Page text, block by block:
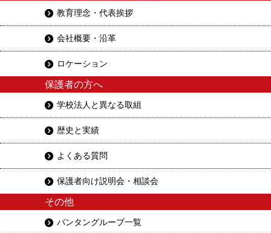
教育理念・代表挨拶
会社概要・沿革
ロケーション
保護者の方へ
学校法人と異なる取組
歴史と実績
よくある質問
保護者向け説明会・相談会
その他
バンタングループ一覧